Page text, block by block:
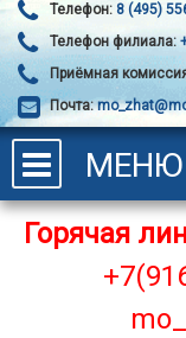
Телефон: 8 (495)
Телефон филиала:
Приёмная
Почта:
МЕНЮ
Горячая